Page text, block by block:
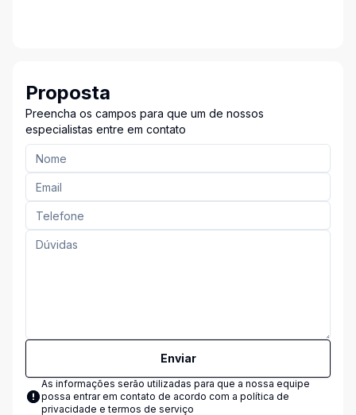
Proposta
Preencha os campos para que um de nossos
especialistas entre em contato
Enviar
As informações serão utilizadas para que a nossa equipe
possa entrar em contato de acordo com a política de
privacidade e termos de serviço